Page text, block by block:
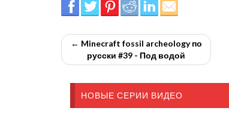
← Minecraft fossil archeology по
русски #39 - Под водой
НОВЫЕ СЕРИИ ВИДЕО